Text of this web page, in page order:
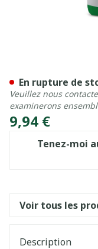
9,94 €
Tenez-moi
En rupture de
Veuillez nous
examinerons
Voir tous les
Description